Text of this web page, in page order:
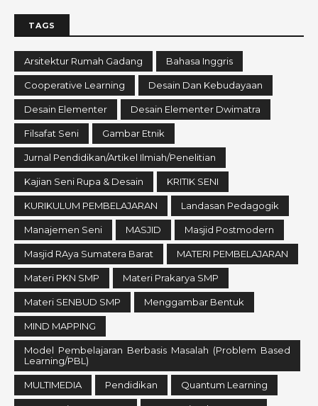
TAGS
Arsitektur Rumah Gadang Bahasa Inggris
Cooperative Learning Desain Dan Kebudayaan
Desain Elementer Desain Elementer Dwimatra
Filsafat Seni Gambar Etnik
Jurnal Pendidikan/Artikel Ilmiah/Penelitian
Kajian Seni Rupa & Desain KRITIK SENI
KURIKULUM PEMBELAJARAN Landasan Pedagogik
Manajemen Seni MASJID Masjid Postmodern
Masjid RAya Sumatera Barat MATERI PEMBELAJARAN
Materi PKN SMP Materi Prakarya SMP
Materi SENBUD SMP Menggambar Bentuk
MIND MAPPING
Model Pembelajaran Berbasis Masalah (Problem Based
Learning/PBL)
MULTIMEDIA Pendidikan Quantum Learning